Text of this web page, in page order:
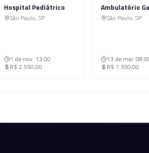
Hospital Pediátrico
São Paulo, SP
1 de nov. 13:00
R$ 2.550,00
Ambulatório
São Paulo, SP
13 de mar.
R$ 1.350,00